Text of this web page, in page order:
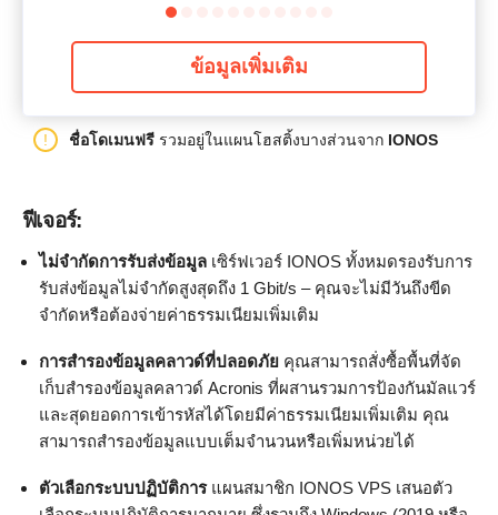
ข้อมูลเพิ่มเติม
ชื่อโดเมนฟรี รวมอยู่ในแผนโฮสติ้งบางส่วนจาก IONOS
ฟีเจอร์:
ไม่จำกัดการรับส่งข้อมูล เซิร์ฟเวอร์ IONOS ทั้งหมดรองรับการ
รับส่งข้อมูลไม่จำกัดสูงสุดถึง 1 Gbit/s – คุณจะไม่มีวันถึงขีด
จำกัดหรือต้องจ่ายค่าธรรมเนียมเพิ่มเติม
การสำรองข้อมูลคลาวด์ที่ปลอดภัย คุณสามารถสั่งซื้อพื้นที่จัด
เก็บสำรองข้อมูลคลาวด์ Acronis ที่ผสานรวมการป้องกันมัลแวร์
และสุดยอดการเข้ารหัสได้โดยมีค่าธรรมเนียมเพิ่มเติม คุณ
สามารถสำรองข้อมูลแบบเต็มจำนวนหรือเพิ่มหน่วยได้
ตัวเลือกระบบปฏิบัติการแผนสมาชิก IONOS VPS เสนอตัว